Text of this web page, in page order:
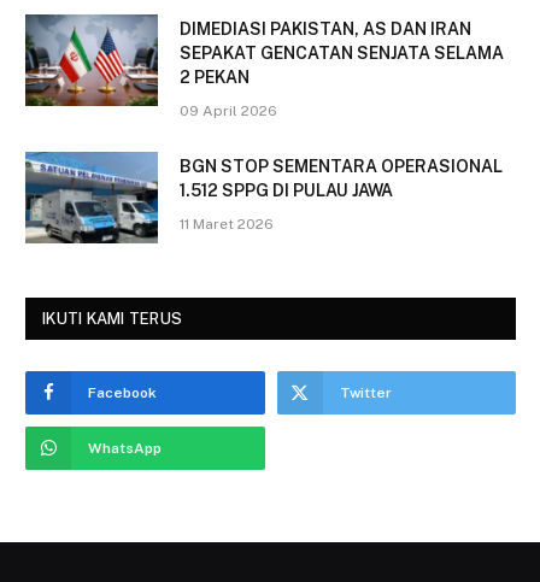
DIMEDIASI PAKISTAN, AS DAN IRAN
SEPAKAT GENCATAN SENJATA SELAMA
2 PEKAN
09 April 2026
BGN STOP SEMENTARA OPERASIONAL
1.512 SPPG DI PULAU JAWA
11 Maret 2026
IKUTI KAMI TERUS
Facebook Twitter
WhatsApp